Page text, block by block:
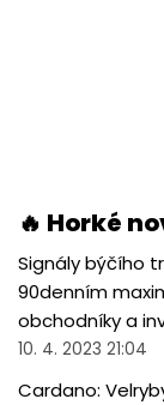
🔥 Horké
Signály býčího
90denním
obchodníky a
10. 4. 2023 21:04
Cardano: